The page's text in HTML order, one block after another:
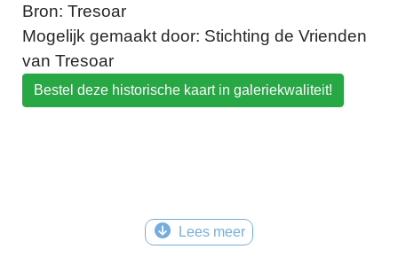
Bron: Tresoar
Mogelijk gemaakt door: Stichting de Vrienden
van Tresoar
Bestel deze historische kaart in galeriekwaliteit!
Lees meer